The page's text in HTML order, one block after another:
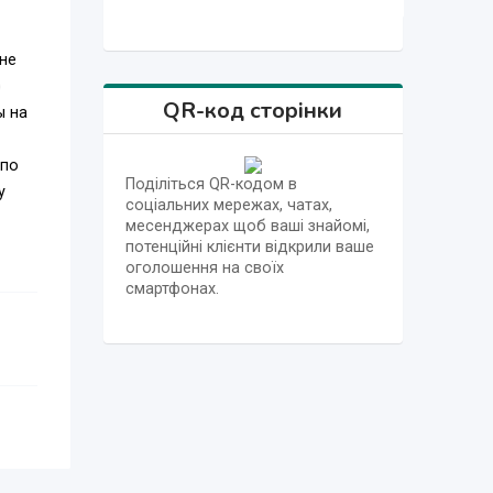
на
QR-код сторінки
Поділіться QR-кодом в
соціальних мережах, чатах,
месенджерах щоб ваші знайомі,
потенційні клієнти відкрили ваше
оголошення на своїх
смартфонах.